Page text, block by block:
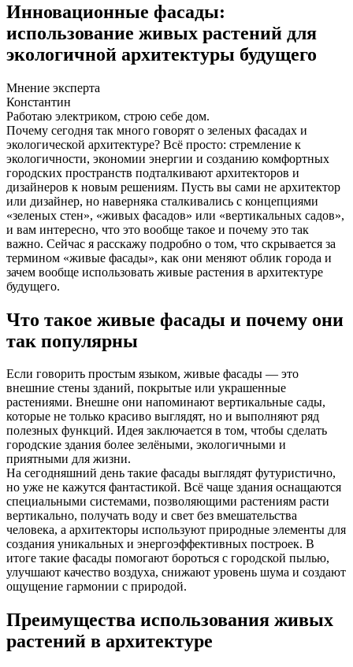
Инновационные фасады:
использование живых растений для
экологичной архитектуры будущего
Мнение эксперта
Константин
Работаю электриком, строю себе дом.
Почему сегодня так много говорят о зеленых фасадах и
экологической архитектуре? Всё просто: стремление к
экологичности, экономии энергии и созданию комфортных
городских пространств подталкивают архитекторов и
дизайнеров к новым решениям. Пусть вы сами не архитектор
или дизайнер, но наверняка сталкивались с концепциями
«зеленых стен», «живых фасадов» или «вертикальных садов»,
и вам интересно, что это вообще такое и почему это так
важно. Сейчас я расскажу подробно о том, что скрывается за
термином «живые фасады», как они меняют облик города и
зачем вообще использовать живые растения в архитектуре
будущего.
Что такое живые фасады и почему они
так популярны
Если говорить простым языком, живые фасады — это
внешние стены зданий, покрытые или украшенные
растениями. Внешне они напоминают вертикальные сады,
которые не только красиво выглядят, но и выполняют ряд
полезных функций. Идея заключается в том, чтобы сделать
городские здания более зелёными, экологичными и
приятными для жизни.
На сегодняшний день такие фасады выглядят футуристично,
но уже не кажутся фантастикой. Всё чаще здания оснащаются
специальными системами, позволяющими растениям расти
вертикально, получать воду и свет без вмешательства
человека, а архитекторы используют природные элементы для
создания уникальных и энергоэффективных построек. В
итоге такие фасады помогают бороться с городской пылью,
улучшают качество воздуха, снижают уровень шума и создают
ощущение гармонии с природой.
Преимущества использования живых
растений в архитектуре